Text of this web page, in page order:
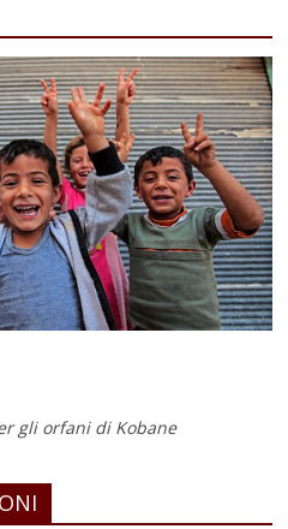
gli orfani di Kobane